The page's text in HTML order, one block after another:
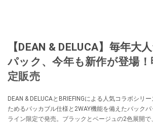
【DEAN & DELUCA】毎年大
パック、今年も新作が登場
定販売
DEAN & DELUCAとBRIEFINGによる人気コラボシリ
ためるパッカブル仕様と2WAY機能を備えたバック
ライン限定で発売。ブラックとベージュの2色展開